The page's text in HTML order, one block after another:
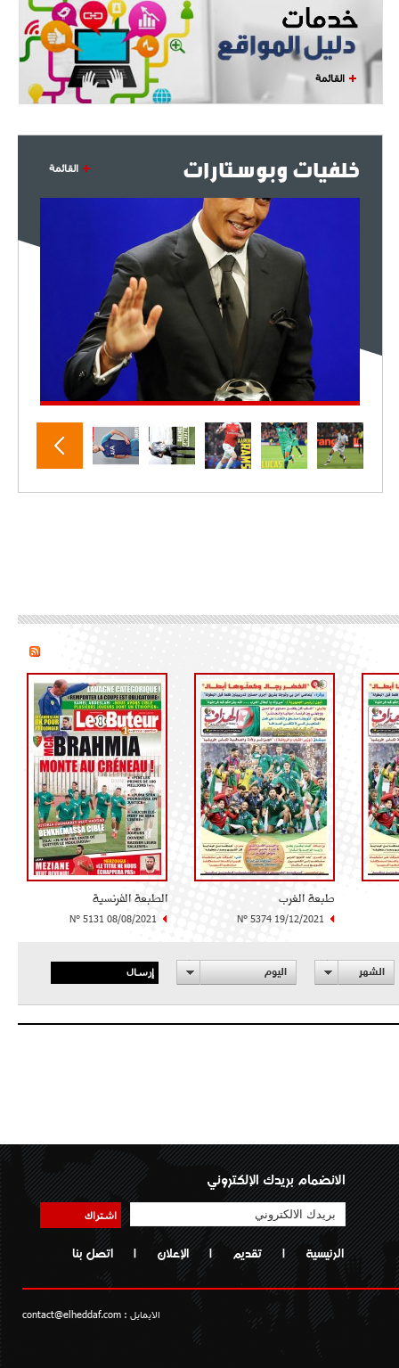
القائمة
خلفيات وبوستارات القائمة
طبعة الغرب
N° 5374 19/12/2021
الطبعة الفرنسية
N° 5131 08/08/2021
الشهر اليوم إرسال
الانضمام بريدك الإلكتروني
اشتراك
الرئيسية | تقديم | الإعلان | اتصل بنا
الايمايل : contact@elheddaf.com